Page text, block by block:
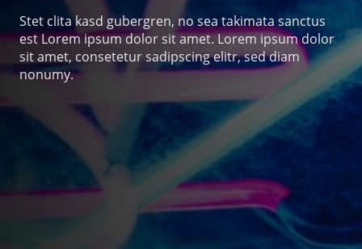
Stet clita kasd gubergren, no sea takimata sanctus
est Lorem ipsum dolor sit amet. Lorem ipsum dolor
sit amet, consetetur sadipscing elitr, sed diam
nonumy.